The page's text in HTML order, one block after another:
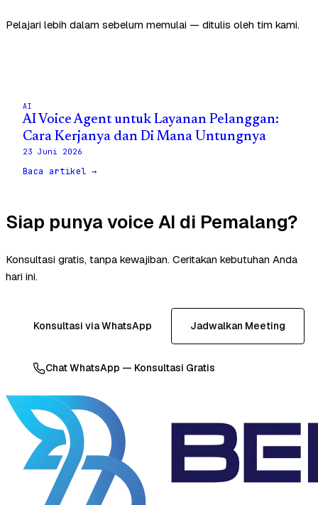
Pelajari lebih dalam sebelum memulai — ditulis oleh tim kami.
AI
AI Voice Agent untuk Layanan Pelanggan:
Cara Kerjanya dan Di Mana Untungnya
23 Juni 2026
Baca artikel →
Siap punya voice AI di Pemalang?
Konsultasi gratis, tanpa kewajiban. Ceritakan kebutuhan Anda
hari ini.
Konsultasi via WhatsApp Jadwalkan Meeting
Chat WhatsApp — Konsultasi Gratis